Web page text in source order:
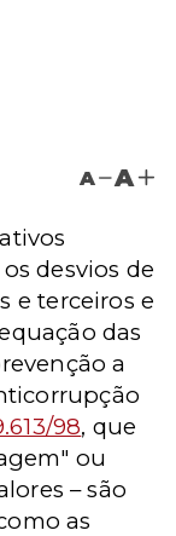
A A
desvios de
e terceiros e
das
a
98, que
ou
– são
as